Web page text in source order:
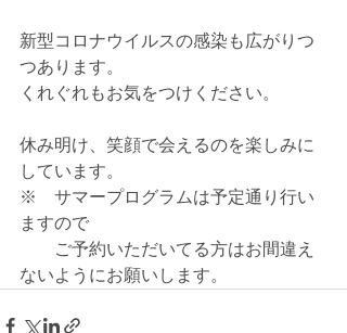
新型コロナウイルスの感染も広がりつ
つあります。
くれぐれもお気をつけください。
休み明け、笑顔で会えるのを楽しみに
しています。
※　サマープログラムは予定通り行い
ますので
ご予約いただいてる方はお間違え
ないようにお願いします。